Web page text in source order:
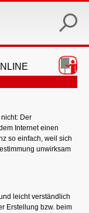
Der
Internet einen
so einfach, weil sich
unwirksam
leicht verständlich
Erstellung bzw. beim